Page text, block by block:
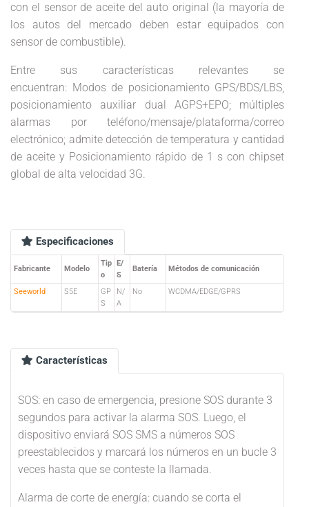
con el sensor de aceite del auto original (la mayoría de
los autos del mercado deben estar equipados con
sensor de combustible).
Entre sus características relevantes se
encuentran: Modos de posicionamiento GPS/BDS/LBS,
posicionamiento auxiliar dual AGPS+EPO; múltiples
alarmas por teléfono/mensaje/plataforma/correo
electrónico; admite detección de temperatura y cantidad
de aceite y Posicionamiento rápido de 1 s con chipset
global de alta velocidad 3G.
Especificaciones
Fabricante Modelo
Tip
o
E/
S
Batería Métodos de comunicación
Seeworld S5E
GP
S
N/
A
No WCDMA/EDGE/GPRS
Características
SOS: en caso de emergencia, presione SOS durante 3
segundos para activar la alarma SOS. Luego, el
dispositivo enviará SOS SMS a números SOS
preestablecidos y marcará los números en un bucle 3
veces hasta que se conteste la llamada.
Alarma de corte de energía: cuando se corta el